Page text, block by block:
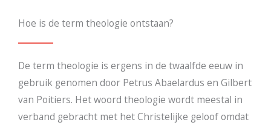
Hoe is de term theologie ontstaan?
De term theologie is ergens in de twaalfde eeuw in
gebruik genomen door Petrus Abaelardus en Gilbert
van Poitiers. Het woord theologie wordt meestal in
verband gebracht met het Christelijke geloof omdat